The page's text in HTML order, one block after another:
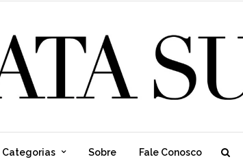
Categorias Sobre Fale Conosco